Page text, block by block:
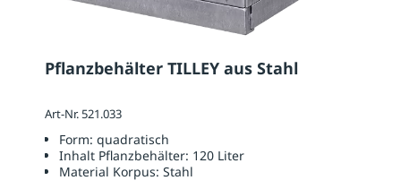
Pflanzbehälter TILLEY aus Stahl
Art-Nr. 521.033
Form: quadratisch
Inhalt Pflanzbehälter: 120 Liter
Material Korpus: Stahl